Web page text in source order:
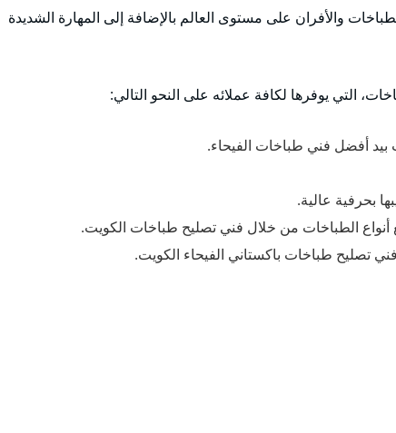
والأفران على مستوى العالم بالإضافة إلى المهارة الشديدة
التي يوفرها لكافة عملائه على النحو التالي:
بيد أفضل فني طباخات الفيحاء.
بحرفية عالية.
الطباخات من خلال فني تصليح طباخات الكويت.
تصليح طباخات باكستاني الفيحاء الكويت.